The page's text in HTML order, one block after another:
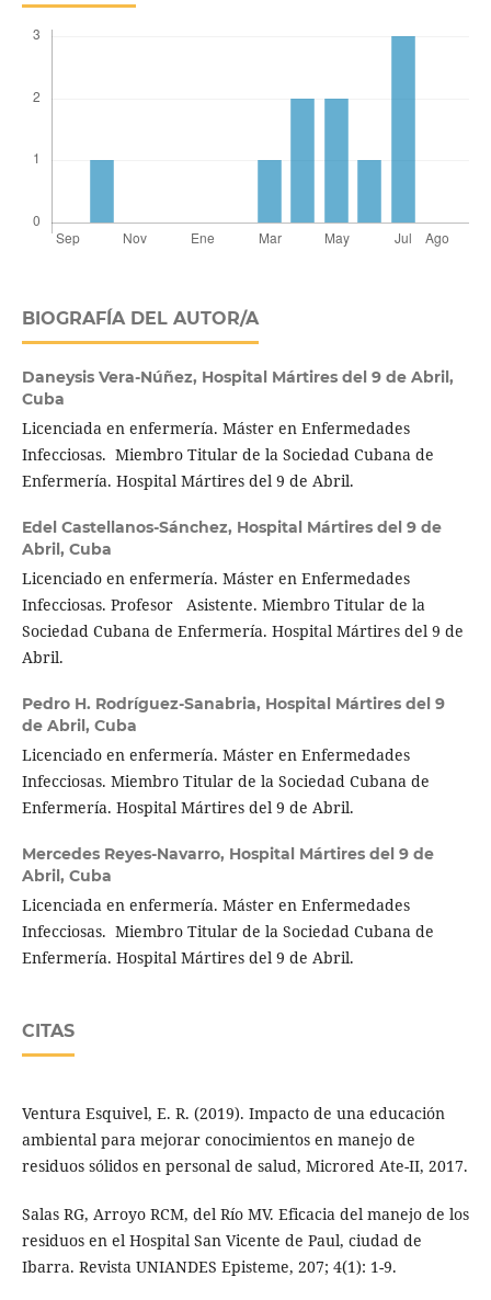
BIOGRAFÍA DEL AUTOR/A
Daneysis Vera-Núñez, Hospital Mártires del 9 de Abril,
Cuba
Licenciada en enfermería. Máster en Enfermedades
Infecciosas. Miembro Titular de la Sociedad Cubana de
Enfermería. Hospital Mártires del 9 de Abril.
Edel Castellanos-Sánchez, Hospital Mártires del 9 de
Abril, Cuba
Licenciado en enfermería. Máster en Enfermedades
Infecciosas. Profesor Asistente. Miembro Titular de la
Sociedad Cubana de Enfermería. Hospital Mártires del 9 de
Abril.
Pedro H. Rodríguez-Sanabria, Hospital Mártires del 9
de Abril, Cuba
Licenciado en enfermería. Máster en Enfermedades
Infecciosas. Miembro Titular de la Sociedad Cubana de
Enfermería. Hospital Mártires del 9 de Abril.
Mercedes Reyes-Navarro, Hospital Mártires del 9 de
Abril, Cuba
Licenciada en enfermería. Máster en Enfermedades
Infecciosas. Miembro Titular de la Sociedad Cubana de
Enfermería. Hospital Mártires del 9 de Abril.
CITAS
Ventura Esquivel, E. R. (2019). Impacto de una educación
ambiental para mejorar conocimientos en manejo de
residuos sólidos en personal de salud, Microred Ate-II, 2017.
Salas RG, Arroyo RCM, del Río MV. Eficacia del manejo de los
residuos en el Hospital San Vicente de Paul, ciudad de
Ibarra. Revista UNIANDES Episteme, 207; 4(1): 1-9.